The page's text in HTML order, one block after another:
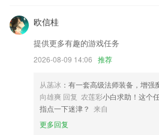
改名为：一喂顺风车
支持设备离线的门店巡店
简化设定笔记提醒时间的操作步骤；
已借图书的bug修复
联系我们
以上就是众赢计划软件国际版的介绍，如
用商店进行打分评论，说出您的使用经历
欧信桂
提供更多有趣的游戏任务
2026-08-09 14:06 推荐
从菡冰 ：有一套高级法师装备，增强
向雄爽 回复 农莲彩小白求助！这个
指点一下迷津？ 来自
更多回复